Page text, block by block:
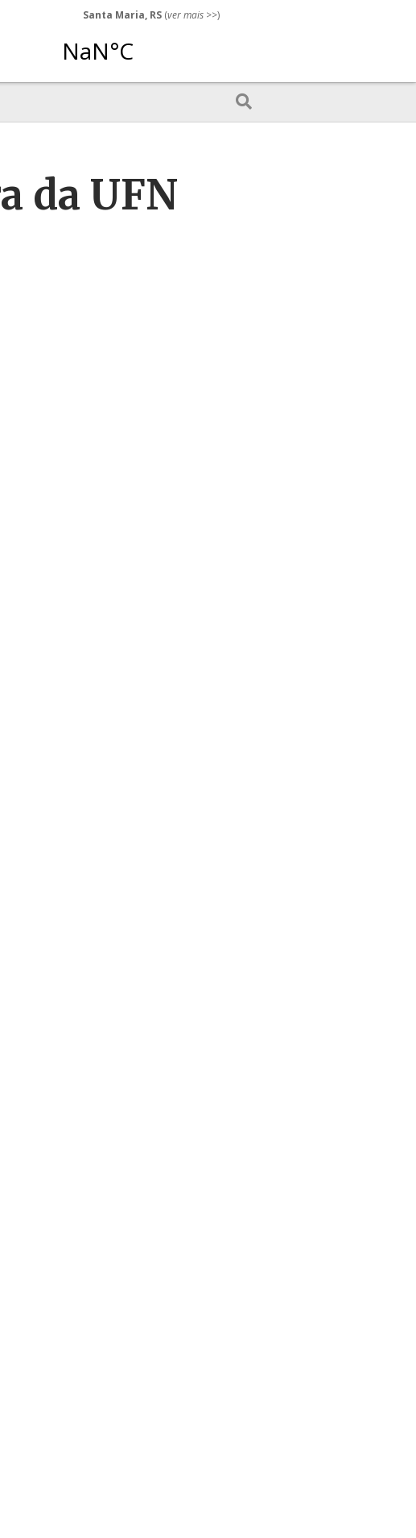
Santa Maria, RS (ver mais >>)
da UFN